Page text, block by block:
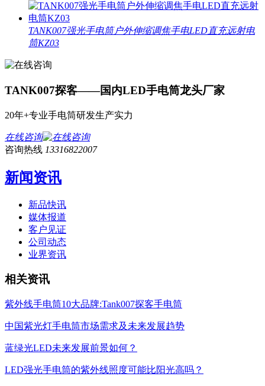
TANK007强光手电筒户外伸缩调焦手电LED直充远射电
筒KZ03
TANK007探客——国内LED手电筒龙头厂家
20年+专业手电筒研发生产实力
在线咨询
咨询热线 13316822007
新闻资讯
新品快讯
媒体报道
客户见证
公司动态
业界资讯
相关资讯
紫外线手电筒10大品牌:Tank007探客手电筒
中国紫光灯手电筒市场需求及未来发展趋势
蓝绿光LED未来发展前景如何？
LED强光手电筒的紫外线照度可能比阳光高吗？